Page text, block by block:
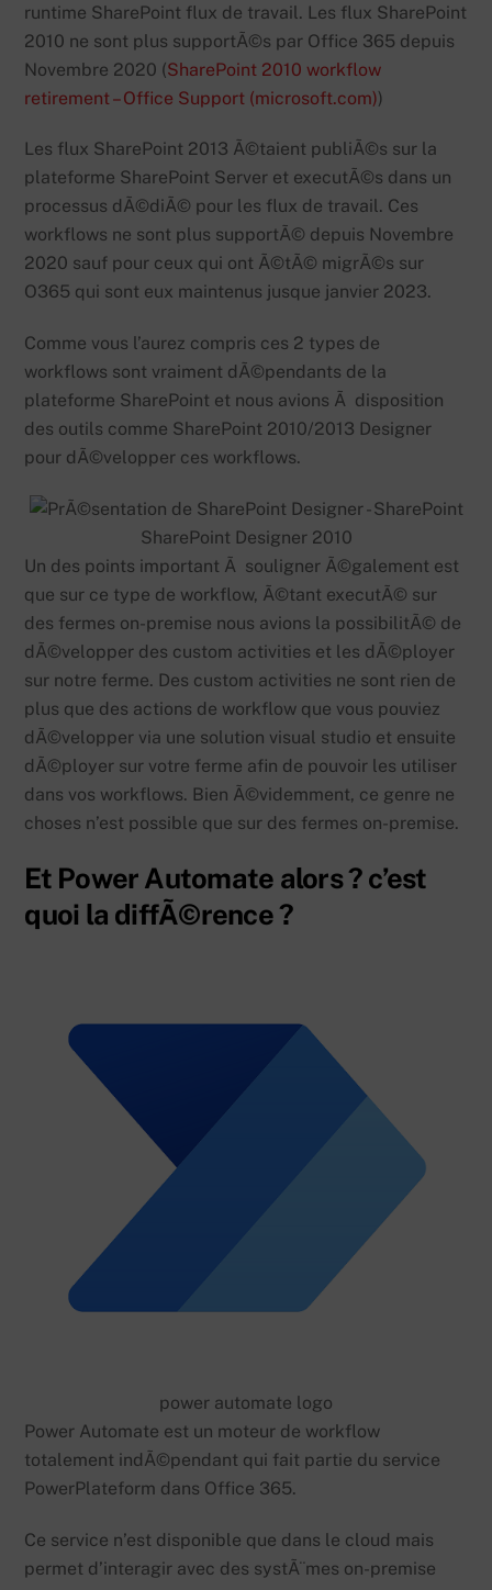
runtime SharePoint flux de travail. Les flux SharePoint
2010 ne sont plus supportÃ©s par Office 365 depuis
Novembre 2020 (SharePoint 2010 workflow
retirement – Office Support (microsoft.com))
Les flux SharePoint 2013 Ã©taient publiÃ©s sur la
plateforme SharePoint Server et executÃ©s dans un
processus dÃ©diÃ© pour les flux de travail. Ces
workflows ne sont plus supportÃ© depuis Novembre
2020 sauf pour ceux qui ont Ã©tÃ© migrÃ©s sur
O365 qui sont eux maintenus jusque janvier 2023.
Comme vous l’aurez compris ces 2 types de
workflows sont vraiment dÃ©pendants de la
plateforme SharePoint et nous avions Ã disposition
des outils comme SharePoint 2010/2013 Designer
pour dÃ©velopper ces workflows.
SharePoint Designer 2010
Un des points important Ã souligner Ã©galement est
que sur ce type de workflow, Ã©tant executÃ© sur
des fermes on-premise nous avions la possibilitÃ© de
dÃ©velopper des custom activities et les dÃ©ployer
sur notre ferme. Des custom activities ne sont rien de
plus que des actions de workflow que vous pouviez
dÃ©velopper via une solution visual studio et ensuite
dÃ©ployer sur votre ferme afin de pouvoir les utiliser
dans vos workflows. Bien Ã©videmment, ce genre ne
choses n’est possible que sur des fermes on-premise.
Et Power Automate alors ? c’est
quoi la diffÃ©rence ?
power automate logo
Power Automate est un moteur de workflow
totalement indÃ©pendant qui fait partie du service
PowerPlateform dans Office 365.
Ce service n’est disponible que dans le cloud mais
permet d’interagir avec des systÃ¨mes on-premise